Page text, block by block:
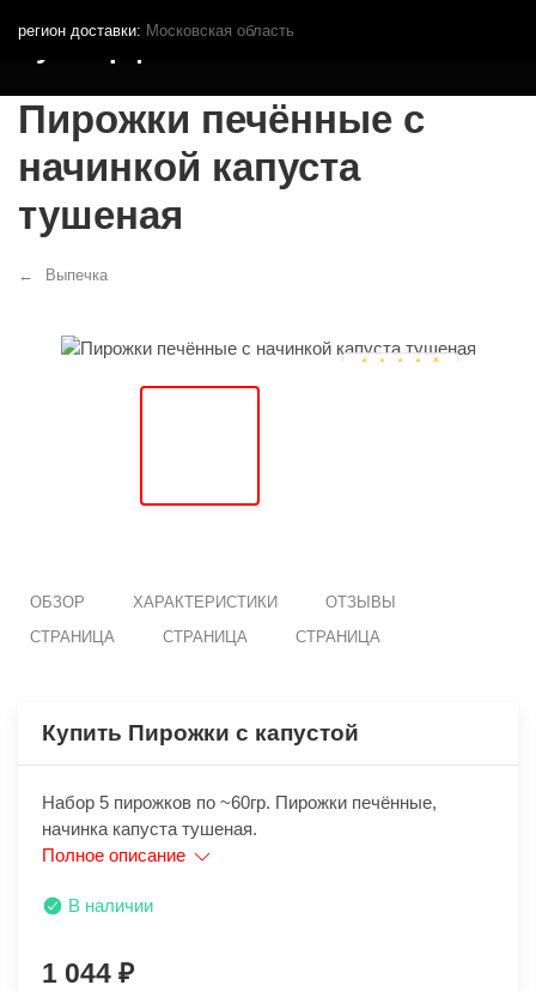
регион доставки: Московская область
Кутья.рф
Пирожки печённые с
начинкой капуста
тушеная
Выпечка
ОБЗОР ХАРАКТЕРИСТИКИ
ОТЗЫВЫ
СТРАНИЦА
СТРАНИЦА СТРАНИЦА
Купить Пирожки с капустой
Набор 5 пирожков по ~60гр. Пирожки печённые,
начинка капуста тушеная.
Полное описание
В наличии
1 044